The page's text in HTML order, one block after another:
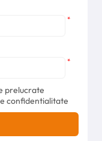
*
*
prelucrate
confidentialitate